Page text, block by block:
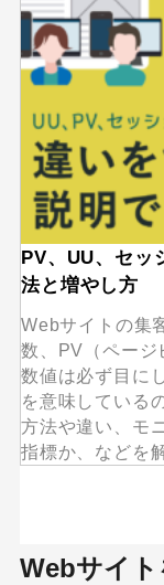
PV、UU、セッ
法と増やし方
Webサイトの集
数、PV（ページ
数値は必ず目に
を意味している
方法や違い、モ
指標か、などを
Webサイ